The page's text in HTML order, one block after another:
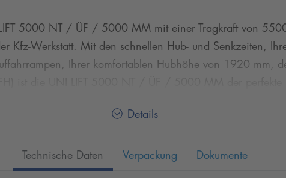
5000 NT / ÜF / 5000 MM mit einer Tragkraft von
Kfz-Werkstatt. Mit den schnellen Hub- und Senkzeiten,
Ihrer komfortablen Hubhöhe von 1920 mm,
redundanten Hydraulikkreisläufen von einem
leicht mit den Achshebern JAX 2600, JAX 3200 oder
Details
Technische Daten Verpackung Dokumente